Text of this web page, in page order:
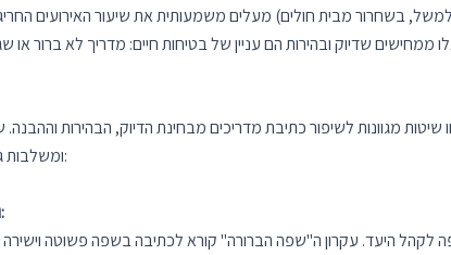
בשחרור מבית חולים) מעלים משמעותית את שיעור האירועים
מגוונות לשיפור כתיבת מדריכים מבחינת הדיוק, הבהירות
ומשלבות גם עקרונות של תקשורת אפקטיבית. נסקור כמה מהבולטות שבהן:
1. שימוש בשפה ברורה ("Plain Language") ואוריינות בריאותית:
היעד. עקרון ה"שפה הברורה" קורא לכתיבה בשפה פשוטה וישירה